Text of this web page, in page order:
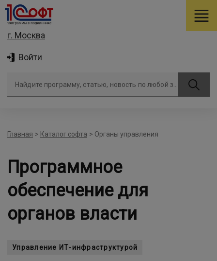
г. Москва
Войти
Главная > Каталог софта > Органы управления
Программное
обеспечение для
органов власти
Управление ИТ-инфраструктурой